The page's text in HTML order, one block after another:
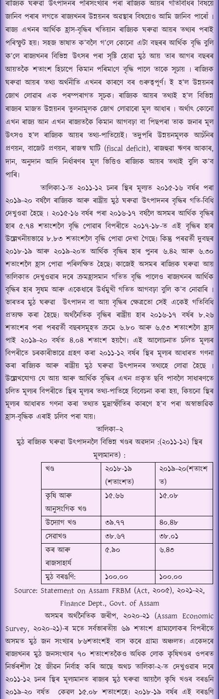
ৰাজ্যিক ঘৰুৱা উৎপাদনৰ পৰিসংখ্যাৰ পৰা ৰাজ্যিক আয়ৰ গতিবিধিৰ বিষয়ে
জানিব পৰাৰ লগতে ৰাজ্যখনৰ উন্নয়নৰ অৱস্থাৰ বিষয়েও আমি জানিব পাৰোঁ ৷
ৰাজ্য এখনৰ আৰ্থিক হ্ৰাস-বৃদ্ধিৰ খতিয়ান ৰাজ্যিক ঘৰুৱা আয়ৰ তথ্যৰ পৰাই
পৰিস্ফুট হয়৷ সহজ ভাষাত ক’বলৈ গ’লে কোনো এটা বছৰৰ আৰ্থিক বৃদ্ধি বুলি
ক’লে ৰাজ্যখনৰ বিভিন্ন উৎসৰ পৰা সৃষ্টি হোৱা মুঠ আয় তাৰ আগৰ বছৰৰ
আয়তকৈ শতাংশ হিচাপে কিমান পৰিমাণে বৃদ্ধি পালে তাকে সূচায় ৷ ৰাজ্যিক
ঘৰুৱা আয়ৰ তথ্য অৰ্থনীতি এখনৰ কাৰণে বৰ গুৰুত্বপূৰ্ণ৷ ই হ’ল উন্নয়নৰ
জোখ লোৱাৰ এক পৰম্পৰাগত সূচক৷ ৰাজ্যিক আয়ৰ তথ্যই হ’ল বিভিন্ন
ৰাজ্যৰ মাজত উন্নয়নৰ তুলনামূলক জোখ লোৱাৰো মূল আধাৰ ৷ অৰ্থাৎ কোনো
এখন ৰাজ্য আন এখন ৰাজ্যতকৈ কিমান আগবঢ়া বা পিছপৰা তাক জনাৰ মূল
উৎসও হ’ল ৰাজ্যিক আয়ৰ তথ্য-পাতিয়েই৷ তদুপৰি উন্নয়নমূলক আচঁনিৰ
প্ৰণয়ন,বাজেট প্ৰণয়ন,ৰাজস্ব ঘাটি (fiscal deficit),ৰাজহুৱা ঋণৰ আকাৰ,
দান,অনুদান আদি নিৰ্ধাৰণৰ মূল ভিত্তিও ৰাজ্যিক আয়ৰ তথ্যই বুলি ক’ব
পাৰি৷
তালিকা-১-ত ২০১১-১২ চনৰ স্থিৰ মূল্যত ২০১৫-১৬ বৰ্ষৰ পৰা
২০১৯-২০ বৰ্ষলৈ ৰাজ্যিক আৰু ৰাষ্ট্ৰীয় মুঠ ঘৰুৱা উৎপাদনৰ বৃদ্ধিৰ গতি-বিধি
দেখুওৱা হৈছে ৷ ২০১৫-১৬ বৰ্ষৰ পৰা ২০১৬-১৭ বৰ্ষলৈ অসমৰ আৰ্থিক বৃদ্ধিৰ
হাৰ ৫.৭৪ শতাংশলৈ বৃদ্ধি পোৱাৰ বিপৰীতে ২০১৭-১৮-ত এই বৃদ্ধিৰ হাৰ
উল্লেখনীয়ভাৱে ৮.৮৩ শতাংশলৈ বৃদ্ধি পোৱা দেখা গৈছে৷ কিন্তু পৰৱৰ্তী দুবছৰ
২০১৮-১৯ আৰু ২০১৯-২০ত আৰ্থিক বৃদ্ধিৰ হাৰ পুনৰ ৬.৪২ আৰু ৬.৩০
শতাংশলৈ হ্ৰাস পোৱা পৰিলক্ষিত হৈছে৷ কাজেই অসমৰ ৰাজ্যিক ঘৰুৱা আয়
তালিকাত দেখুওৱাৰ দৰে ক্ৰমহ্ৰাসমান গতিত বৃদ্ধি পালেও ৰাজ্যখনৰ আৰ্থিক
বৃদ্ধিৰ হাৰ সুষম আৰু একেধাৰে উৰ্ধমুখী গতিত আগবঢ়া বুলি ক’ব নোৱাৰি ৷
ভাৰতৰ মুঠ ঘৰুৱা
উৎপাদন বা আয় বৃদ্ধিৰ ক্ষেত্ৰতো সেই একেই গতিবিধি
প্ৰত্যক্ষ কৰা হৈছে৷ অৰ্থনৈতিক বৃদ্ধিৰ ৰাষ্ট্ৰীয় হাৰ ২০১৬-১৭ বৰ্ষৰ ৮.২৬
শতাংশৰ পৰা পৰৱৰ্তী বছৰসমূহত ক্ৰমে ৬.৮০ আৰু ৬.৫৩ শতাংশলৈ হ্ৰাস
পাই ২০১৯-২০ বৰ্ষত ৪.০৪ শতাংশ হয়গৈ৷ এই আলোচনাত চলিত মূল্যৰ
বিপৰীতে চৰকাৰীভাৱে গ্ৰহণ কৰা ২০১১-১২ বৰ্ষৰ স্থিৰ মূল্যৰ আধাৰত গণনা
কৰা ৰাজ্যিক আৰু ৰাষ্ট্ৰীয় মুঠ ঘৰুৱা উৎপাদনৰ তথ্যহে লোৱা হৈছে ৷
উল্লেখযোগ্য যে আয় আৰু আৰ্থিক বৃদ্ধিৰ এখন প্ৰকৃত ছবি পাবলৈ সাধাৰণতে
চলিত মূল্যৰ বিপৰীতে স্থিৰ মূল্যৰ তথ্য-পাতিহে বিবেচনা কৰা হয়,কিয়নো স্থিৰ
মূল্যৰ আধাৰত গণনা কৰা তথ্যত মুদ্ৰাস্ফীতিৰ কাৰণে হ’ব পৰা অস্বাভাৱিক
হ্ৰাস-বৃদ্ধিক এৰাই চলিব পৰা যায়৷
তালিকা–২
মুঠ ৰাজ্যিক ঘৰুৱা উৎপাদনলৈ বিভিন্ন খণ্ডৰ অৱদান :(২০১১-১২) স্থিৰ
মূল্যমানত) :
খণ্ড
২০১৮-১৯
(শতাংশত)
২০১৯-২০(শতাংশ
ত)
কৃষি আৰু
আনুসংগিক খণ্ড
১৫.৬৬ ১৫.০৮
উদ্যোগ খণ্ড ৩৯.৭৭
৪০.৪৮
সেৱাখণ্ড
৩৮.৬৭
৩৮.০১
কৰ আৰু
ৰাজসাহাৰ্য
৫.৯০ ৬.৪৩
মুঠ বৰঙণি: ১০০.০০
১০০.০০
Source: Statement on Assam FRBM (Act, ২০০৫), ২০২১-২২,
Finance Dept., Govt. of Assam
অসমৰ অৰ্থনৈতিক জৰীপ, ২০২০-২১ (Assam Economic
Survey,২০২০-২১)-ৰ মতে সৰ্বভাৰতীয় ৬৯ শতাংশ গ্ৰাম্যলোকৰ বিপৰীতে
অসমত মুঠ জন সংখ্যাৰ ৮৬শতাংশই বাস কৰে গ্ৰাম্য অঞ্চলত৷ একেদৰে
ৰাজ্যখনৰ মুঠ জনসংখ্যাৰ ৭০ শতাংশতকৈও অধিক লোক কৃষিখণ্ডৰ ওপৰত
নিৰ্ভৰশীল হৈ জীৱন নিৰ্বাহ কৰি আছে অথচ তালিকা-২-ত দেখুওৱাৰ দৰে
২০১১-১২ চনৰ স্থিৰ মূল্যমানত ৰাজ্যৰ মুঠ ঘৰুৱা আয়লৈ কৃষি খণ্ডৰ বৰঙনি
২০১৯-২০ বৰ্ষত
কেৱল ১৫.০৮ শতাংশহে৷ ২০১৮-১৯ বৰ্ষৰ এই বৰঙণি